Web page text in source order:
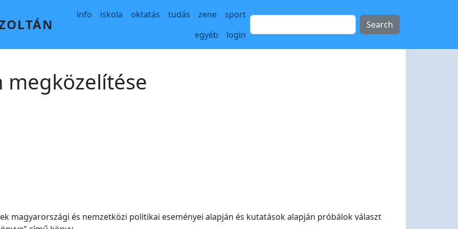
Main navigation
info iskola oktatás tudás zene
sport
egyéb
login
magyarországi és nemzetközi politikai eseményei alapján és kutatások alapján próbálok választ